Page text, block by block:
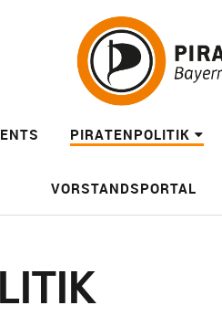
PIRATENPOLITIK
VORSTANDSPORTAL